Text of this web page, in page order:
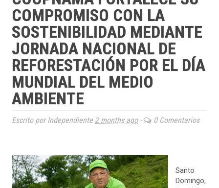
COMPROMISO CON LA
SOSTENIBILIDAD MEDIANTE
JORNADA NACIONAL DE
REFORESTACIÓN POR EL DÍA
MUNDIAL DEL MEDIO
AMBIENTE
Escrito por Independiente 2 months ago- 0 Comentarios
Santo
Domingo,